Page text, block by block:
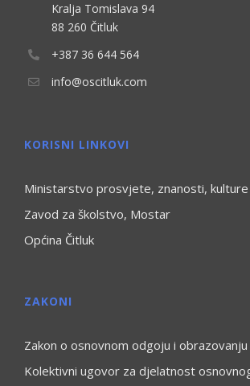
Kralja Tomislava 94
88 260 Čitluk
+387 36 644 564
info@oscitluk.com
KORISNI LINKOVI
Ministarstvo prosvjete, znanosti,
Zavod za školstvo, Mostar
Općina Čitluk
ZAKONI
Zakon o osnovnom odgoju i obrazovanju
Kolektivni ugovor za djelatnost